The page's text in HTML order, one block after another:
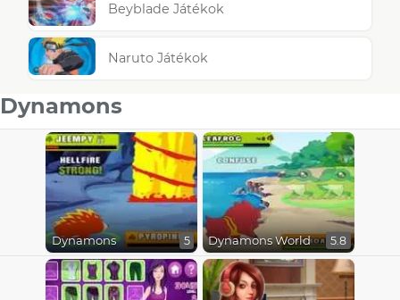
Beyblade Játékok
Naruto Játékok
Dynamons
Dynamons 5 Dynamons World 5.8